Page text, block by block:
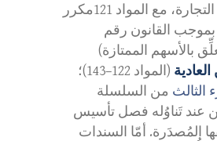
121 من قانون التجارة، مع المواد 121مكرر
بموجب القانون رقم
المتعلِّق بالأسهم الممتازة)
(المواد 122–143)؛
الثالث من السلسلة
عند تَناوُله فصل تأسيس
المُصدَرة. أمّا السندات